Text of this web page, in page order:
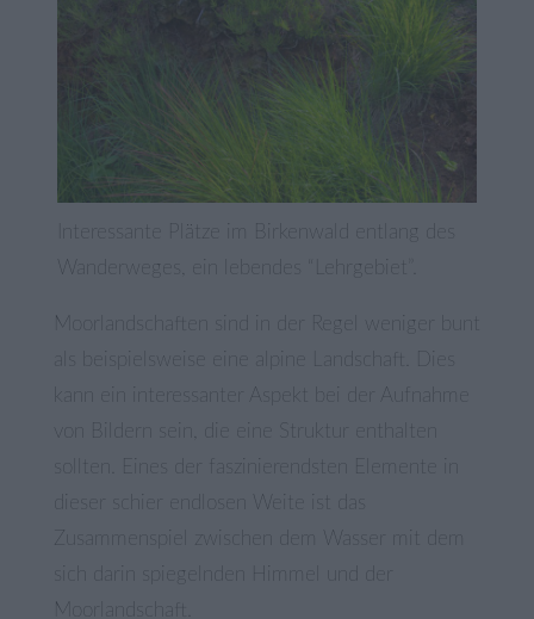
Interessante Plätze im Birkenwald entlang des
Wanderweges, ein lebendes “Lehrgebiet”.
Moorlandschaften sind in der Regel weniger bunt
als beispielsweise eine alpine Landschaft. Dies
kann ein interessanter Aspekt bei der Aufnahme
Zusammenspiel zwischen dem Wasser mit dem
sich darin spiegelnden Himmel und der
Moorlandschaft.